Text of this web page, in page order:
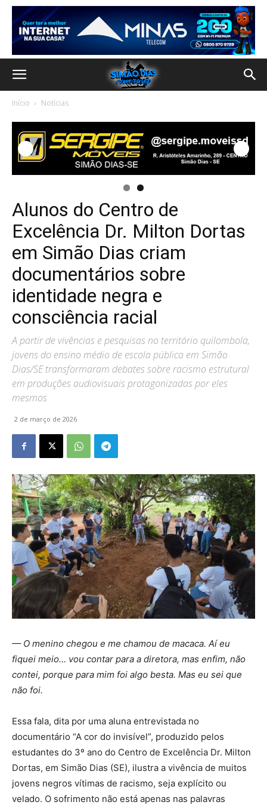
Início Notícias
Alunos do Centro de
Excelência Dr. Milton Dortas
em Simão Dias criam
documentários sobre
identidade negra e
consciência racial
A partir de vivências e pesquisas no território quilombola,
jovens do ensino médio de escola pública em Simão
Dias/SE transformaram debates sobre racismo estrutural
em produções audiovisuais protagonizadas por eles
mesmos
2 de março de 2026
— O menino chegou e me chamou de macaca. Aí eu
fiquei meio… vou contar para a diretora, mas enfim, não
contei, porque para mim foi algo besta. Mas eu sei que
não foi.
Essa fala, dita por uma aluna entrevistada no
documentário “A cor do invisível”, produzido pelos
estudantes do 3º ano do Centro de Excelência Dr. Milton
Dortas, em Simão Dias (SE), ilustra a vivência de muitos
jovens negros vítimas de racismo, seja explícito ou
velado. O sofrimento não está apenas nas palavras